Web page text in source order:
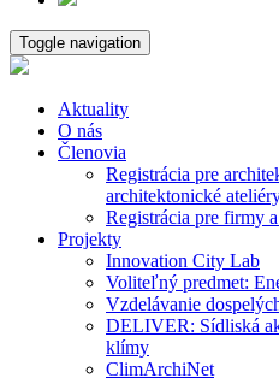
Toggle navigation
Aktuality
O nás
Členovia
Registrácia pre
architektonické
Registrácia pre firmy
Projekty
Innovation City Lab
Voliteľný predmet:
Vzdelávanie
DELIVER: Sídliská
klímy
ClimArchiNet